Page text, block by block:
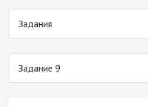
Задания
Задание 9